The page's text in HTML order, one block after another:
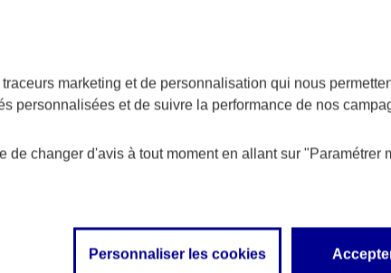
marketing et de personnalisation qui nous
personnalisées et de suivre la performance de nos
de changer d'avis à tout moment en allant sur "Paramétrer
Personnaliser les cookies